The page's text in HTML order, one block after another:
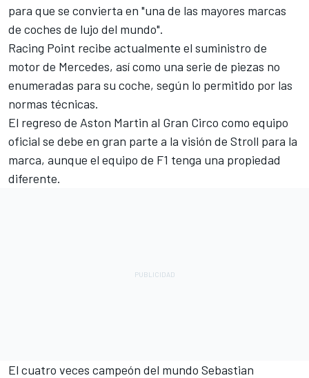
para que se convierta en "una de las mayores marcas
de coches de lujo del mundo".
Racing Point recibe actualmente el suministro de
motor de Mercedes, así como una serie de piezas no
enumeradas para su coche, según lo permitido por las
normas técnicas.
El regreso de Aston Martin al Gran Circo como equipo
oficial se debe en gran parte a la visión de Stroll para la
marca, aunque el equipo de F1 tenga una propiedad
diferente.
El cuatro veces campeón del mundo Sebastian